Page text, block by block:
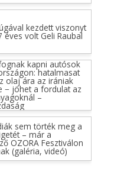
kezdett viszonyt
éves volt Geli Raubal
kapni autósok
hatalmasat
olaj ára az irániak
− jöhet a fordulat az
–
sem törték meg a
– már a
OZORA Fesztiválon
(galéria, videó)